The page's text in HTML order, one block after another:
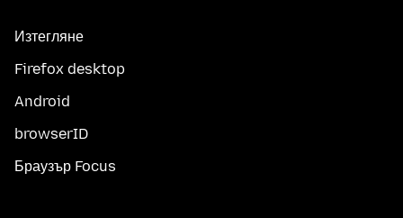
Изтегляне
Firefox desktop
Android
browserID
Браузър Focus